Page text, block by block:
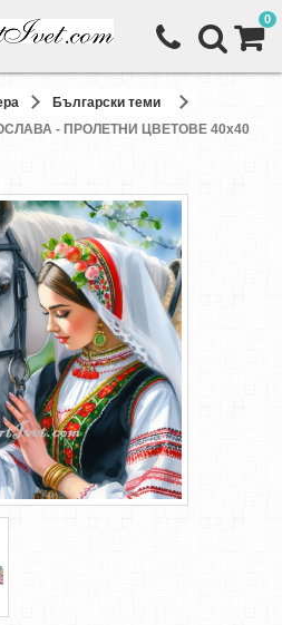
0
Български теми
- ПРОЛЕТНИ ЦВЕТОВЕ 40х40